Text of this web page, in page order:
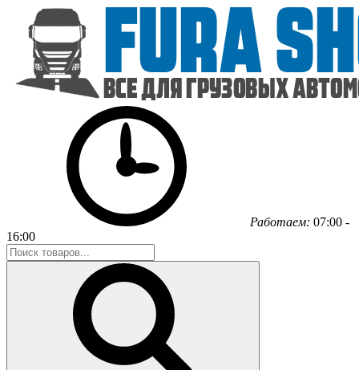
Работаем: 07:00 -
16:00